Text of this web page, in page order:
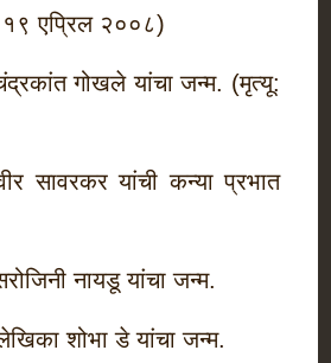
१९ एप्रिल २००८)
गोखले यांचा जन्म. (मृत्यू:
सावरकर यांची कन्या प्रभात
नायडू यांचा जन्म.
शोभा डे यांचा जन्म.